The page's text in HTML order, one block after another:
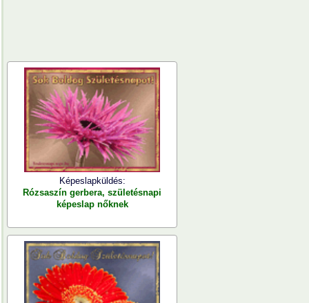
Képeslapküldés:
Rózsaszín gerbera, születésnapi
képeslap nőknek